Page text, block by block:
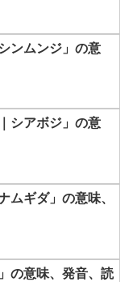
ンムンジ」の意
シアボジ」の意
ムギダ」の意味、
の意味、発音、読